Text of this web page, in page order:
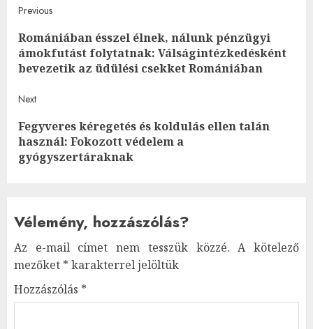
Post
navigation
Previous
Romániában ésszel élnek, nálunk pénzügyi
ámokfutást folytatnak: Válságintézkedésként
bevezetik az üdülési csekket Romániában
Next
Next
post:
Fegyveres kéregetés és koldulás ellen talán
használ: Fokozott védelem a
gyógyszertáraknak
Vélemény, hozzászólás?
Az e-mail címet nem tesszük közzé. A kötelező
mezőket * karakterrel jelöltük
Hozzászólás *